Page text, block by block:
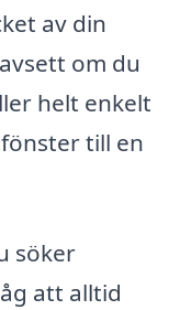
av din
om du
helt enkelt
till en
söker
att alltid